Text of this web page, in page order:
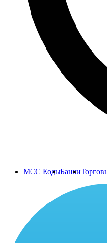
MCC КодыБанки